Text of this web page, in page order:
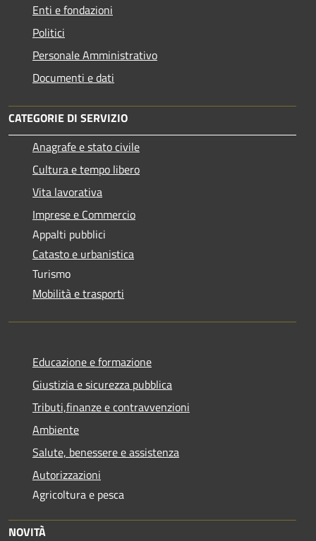
Enti e fondazioni
Politici
Personale Amministrativo
Documenti e dati
CATEGORIE DI SERVIZIO
Anagrafe e stato civile
Cultura e tempo libero
Vita lavorativa
Imprese e Commercio
Appalti pubblici
Catasto e urbanistica
Turismo
Mobilità e trasporti
Educazione e formazione
Giustizia e sicurezza pubblica
Tributi,finanze e contravvenzioni
Ambiente
Salute, benessere e assistenza
Autorizzazioni
Agricoltura e pesca
NOVITÀ